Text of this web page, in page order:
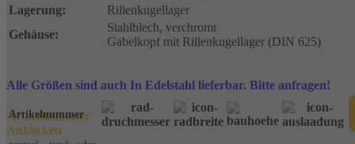
Lagerung:
Rillenkugellager
Gehäuse:
Stahlblech, verchromt
Gabelkopf mit Rillenkugellager (DIN 625)
Alle Größen sind auch In Edelstahl lieferbar. Bitte anfragen!
Artikelnummer
Anklicken
Artikelnummer